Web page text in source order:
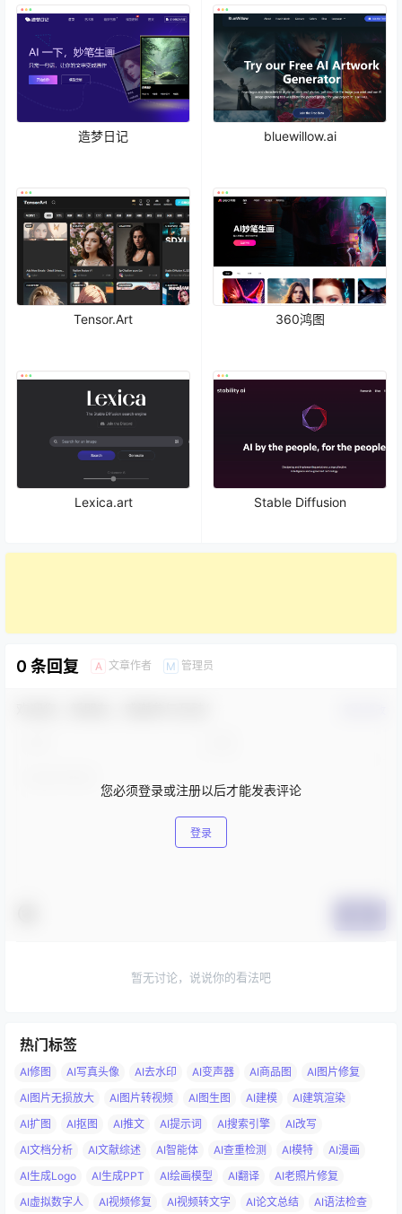
造梦日记 bluewillow.ai
Tensor.Art 360鸿图
Lexica.art Stable Diffusion
0 条回复 A 文章作者 M 管理员
您必须登录或注册以后才能发表评论
登录
暂无讨论，说说你的看法吧
热门标签
AI修图 AI写真头像 AI去水印 AI变声器 AI商品图
AI图片修复
AI图片无损放大
AI图片转视频 AI图生图 AI建模
AI建筑渲染
AI扩图
AI抠图 AI推文 AI提示词 AI搜索引擎
AI改写
AI文档分析
AI文献综述 AI智能体 AI查重检测 AI模特
AI漫画
AI生成Logo
AI生成PPT AI绘画模型 AI翻译
AI老照片修复
AI虚拟数字人
AI视频修复 AI视频转文字 AI论文总结 AI语法检查